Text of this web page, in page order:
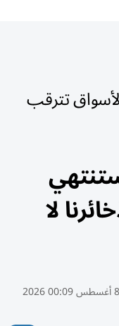
تترقب
لا
8 أغسطس 00:09 2026